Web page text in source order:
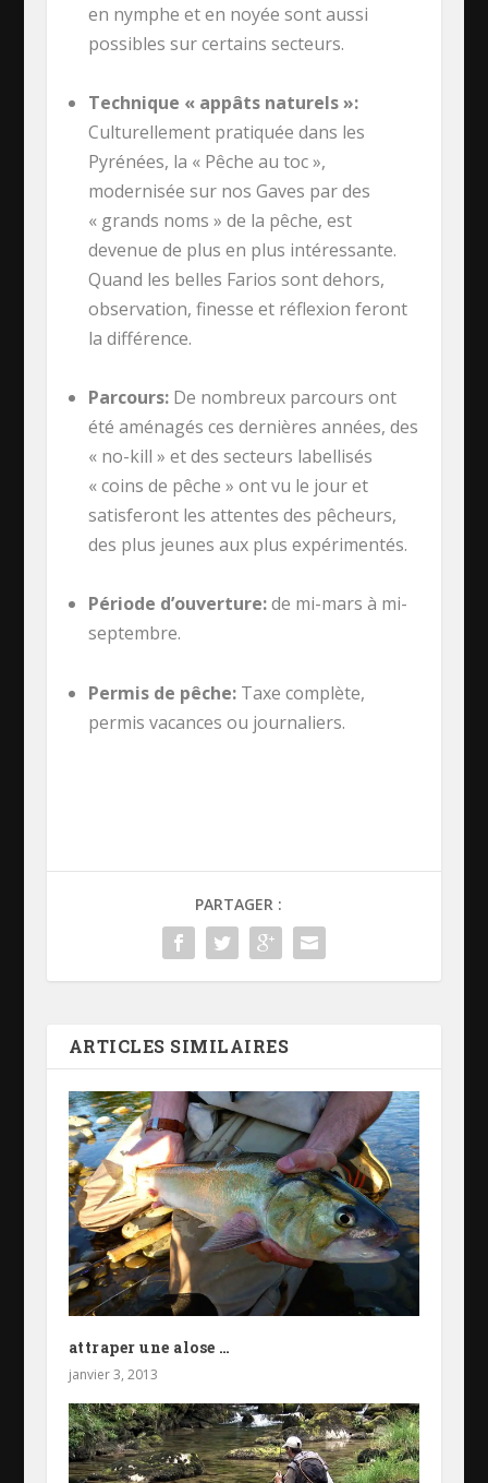
en nymphe et en noyée sont aussi
possibles sur certains secteurs.
Technique « appâts naturels »:
Culturellement pratiquée dans les
Pyrénées, la « Pêche au toc »,
modernisée sur nos Gaves par des
« grands noms » de la pêche, est
devenue de plus en plus intéressante.
Quand les belles Farios sont dehors,
observation, finesse et réflexion feront
la différence.
Parcours:De nombreux parcours ont
été aménagés ces dernières années, des
« no-kill » et des secteurs labellisés
« coins de pêche » ont vu le jour et
satisferont les attentes des pêcheurs,
des plus jeunes aux plus expérimentés.
Période d’ouverture:de mi-mars à mi-
septembre.
Permis de pêche:Taxe complète,
permis vacances ou journaliers.
PARTAGER :
ARTICLES SIMILAIRES
attraper une alose …
janvier 3, 2013